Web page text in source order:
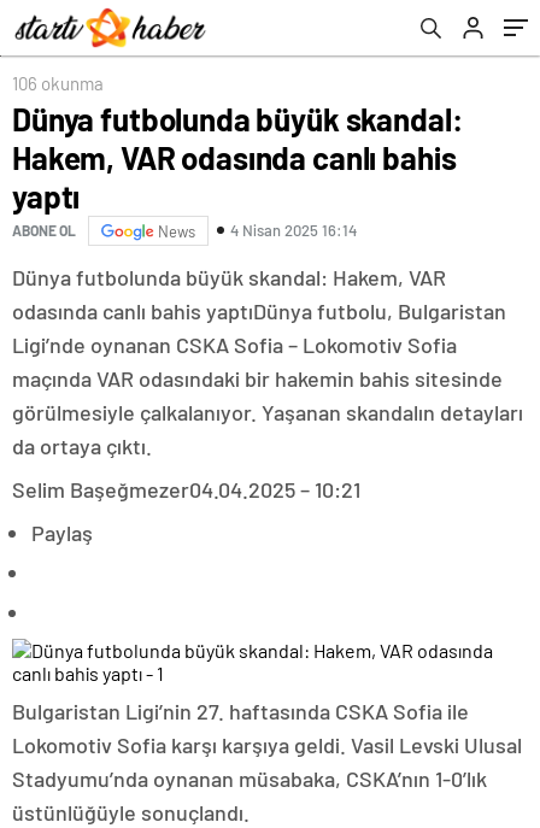
106 okunma
Dünya futbolunda büyük skandal:
Hakem, VAR odasında canlı bahis
yaptı
ABONE OL News 4 Nisan 2025 16:14
Dünya futbolunda büyük skandal: Hakem, VAR
odasında canlı bahis yaptıDünya futbolu, Bulgaristan
Ligi’nde oynanan CSKA Sofia – Lokomotiv Sofia
maçında VAR odasındaki bir hakemin bahis sitesinde
görülmesiyle çalkalanıyor. Yaşanan skandalın detayları
da ortaya çıktı.
Selim Başeğmezer04.04.2025 – 10:21
Paylaş
Bulgaristan Ligi’nin 27. haftasında CSKA Sofia ile
Lokomotiv Sofia karşı karşıya geldi. Vasil Levski Ulusal
Stadyumu’nda oynanan müsabaka, CSKA’nın 1-0’lık
üstünlüğüyle sonuçlandı.